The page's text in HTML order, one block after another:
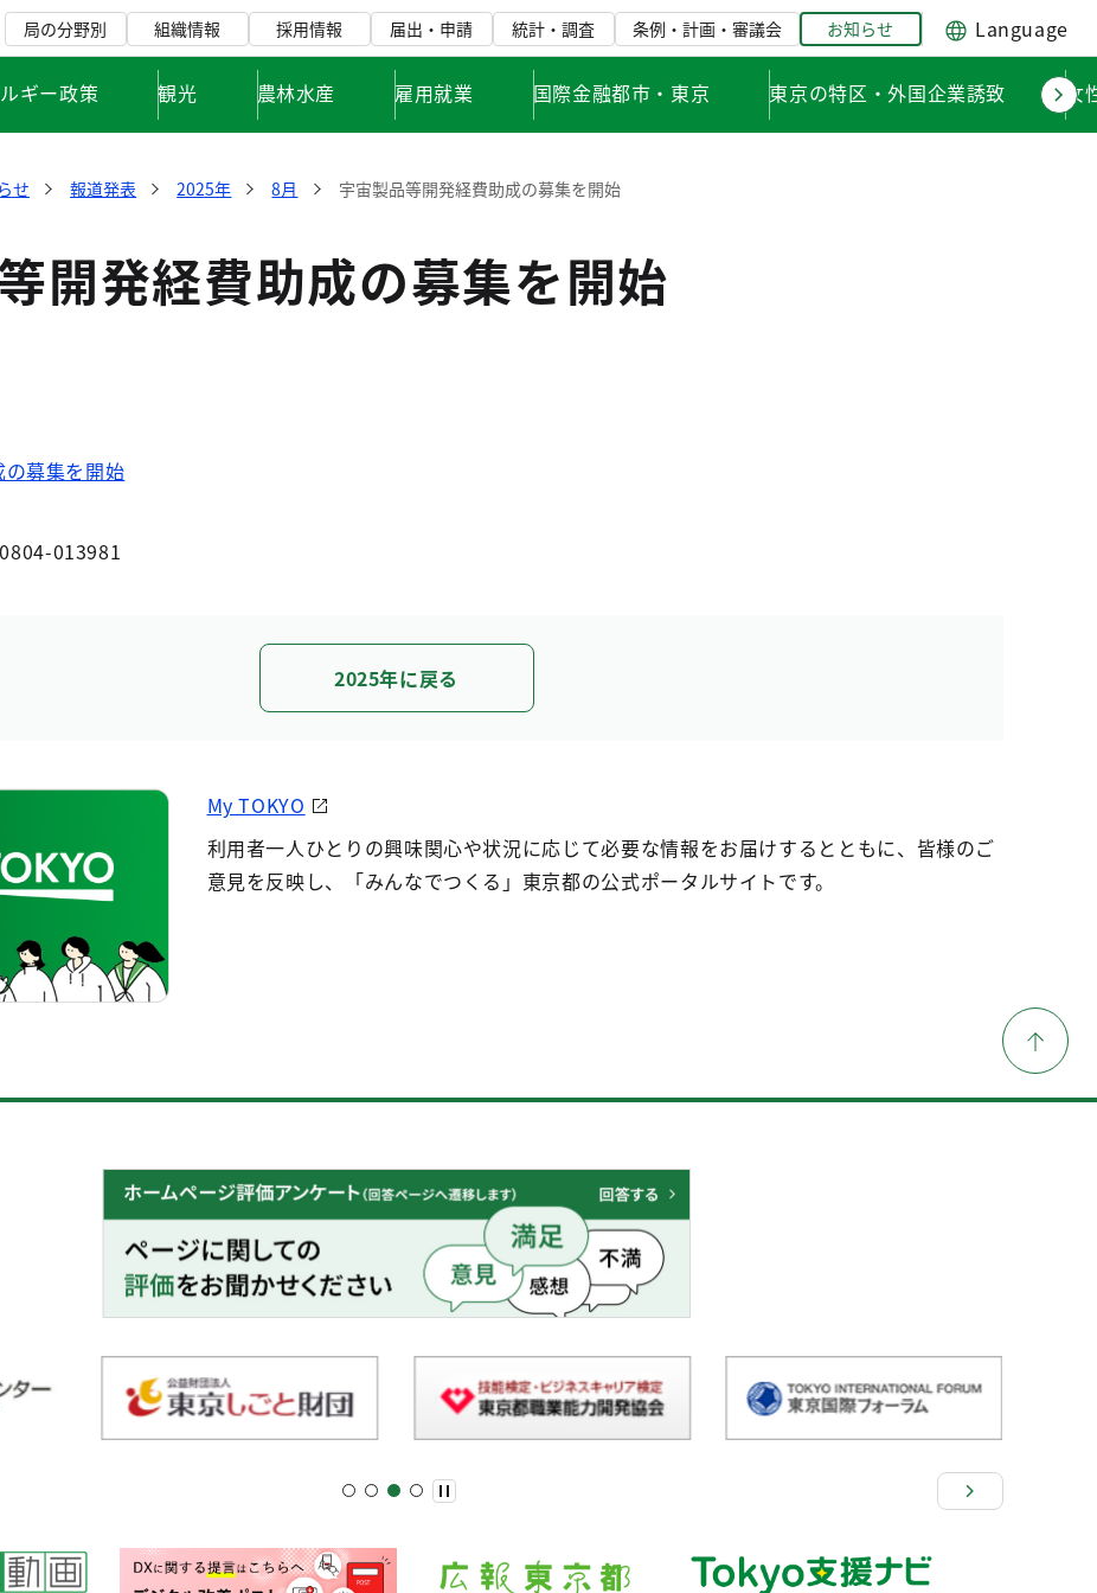
局の分野別 組織情報 採用情報 届出・申請 統計・調査 条例・計画・審議会 お知らせ Language
ギー政策 観光 農林水産 雇用就業 国際金融都市・東京 東京の特区・外国企業誘致 女
せ 報道発表 2025年 8月 宇宙製品等開発経費助成の募集を開始
開発経費助成の募集を開始
募集を開始
013981
2025年に戻る
My TOKYO
利用者一人ひとりの興味関心や状況に応じて必要な情報をお届けするとともに、皆様のご
意見を反映し、「みんなでつくる」東京都の公式ポータルサイトです。